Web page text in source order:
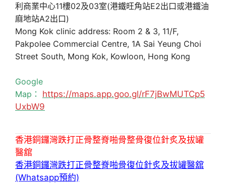
利商業中心11樓02及03室(港鐵旺角站E2出口或港鐵油
麻地站A2出口)
Mong Kok clinic address: Room 2 & 3, 11/F,
Pakpolee Commercial Centre, 1A Sai Yeung Choi
Street South, Mong Kok, Kowloon, Hong Kong
Google
Map： https://maps.app.goo.gl/rF7jBwMUTCp5
UxbW9
香港銅鑼灣跌打正骨整脊啪骨整骨復位針炙及拔罐
醫舘
香港銅鑼灣跌打正骨整脊啪骨復位針炙及拔罐醫舘
(Whatsapp預約)